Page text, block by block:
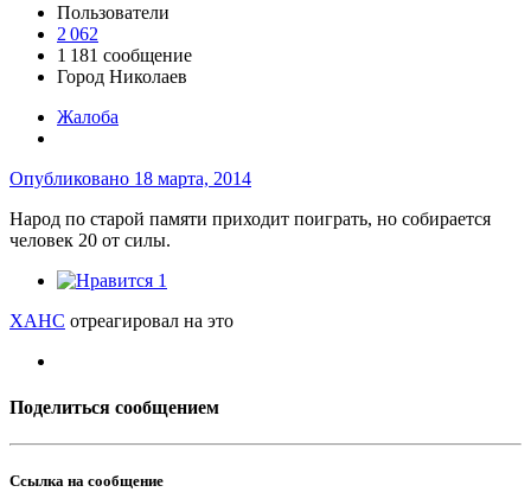
Пользователи
2 062
1 181 сообщение
Город Николаев
Жалоба
Опубликовано 18 марта, 2014
Народ по старой памяти приходит поиграть, но собирается
человек 20 от силы.
1
XAHC отреагировал на это
Поделиться сообщением
Ссылка на сообщение